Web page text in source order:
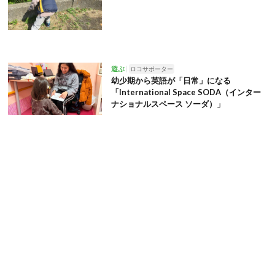
遊ぶ ロコサポーター
幼少期から英語が「日常」になる
「International Space SODA（インター
ナショナルスペース ソーダ）」